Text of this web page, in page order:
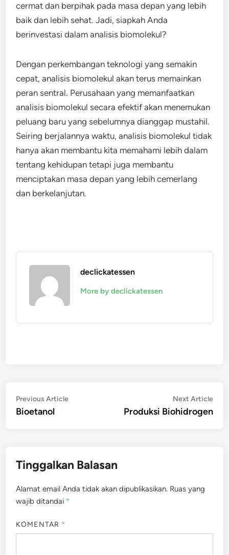
cermat dan berpihak pada masa depan yang lebih
baik dan lebih sehat. Jadi, siapkah Anda
berinvestasi dalam analisis biomolekul?
Dengan perkembangan teknologi yang semakin
cepat, analisis biomolekul akan terus memainkan
peran sentral. Perusahaan yang memanfaatkan
analisis biomolekul secara efektif akan menemukan
peluang baru yang sebelumnya dianggap mustahil.
Seiring berjalannya waktu, analisis biomolekul tidak
hanya akan membantu kita memahami lebih dalam
tentang kehidupan tetapi juga membantu
menciptakan masa depan yang lebih cemerlang
dan berkelanjutan.
declickatessen
More by declickatessen
Navigasi
pos
Previous ArticlePrevious
Bioetanol
Next Article
Produksi Biohidrogen
Tinggalkan Balasan
Alamat email Anda tidak akan dipublikasikan. Ruas yang
wajib ditandai *
KOMENTAR *